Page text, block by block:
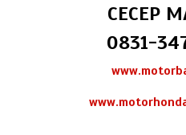
CECEP
0831-